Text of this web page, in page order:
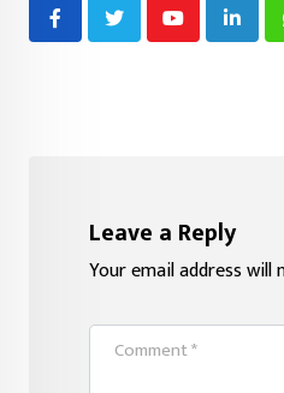
Youtube
Leave a Reply
Your email address will